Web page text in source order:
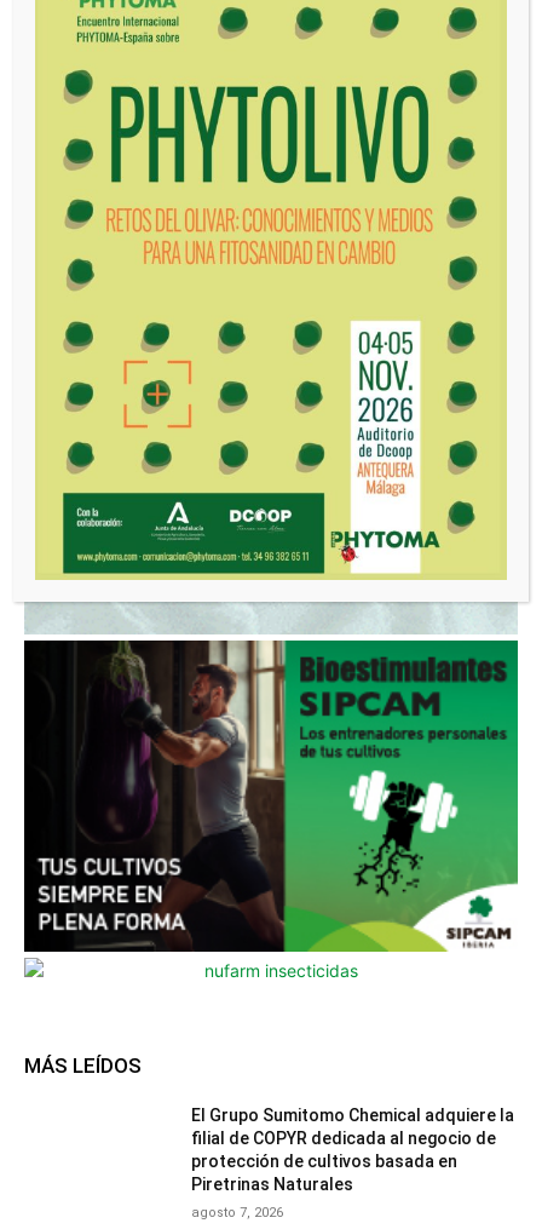
MÁS LEÍDOS
El Grupo Sumitomo Chemical adquiere la
filial de COPYR dedicada al negocio de
protección de cultivos basada en
Piretrinas Naturales
agosto 7, 2026